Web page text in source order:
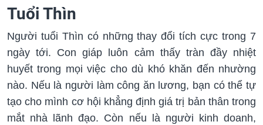
Tuổi Thìn
Người tuổi Thìn có những thay đổi tích cực trong 7
ngày tới. Con giáp luôn cảm thấy tràn đầy nhiệt
huyết trong mọi việc cho dù khó khăn đến nhường
nào. Nếu là người làm công ăn lương, bạn có thể tự
tạo cho mình cơ hội khẳng định giá trị bản thân trong
mắt nhà lãnh đạo. Còn nếu là người kinh doanh,